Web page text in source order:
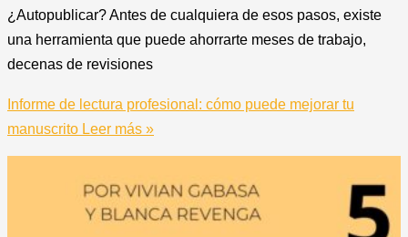
¿Autopublicar? Antes de cualquiera de esos pasos, existe
una herramienta que puede ahorrarte meses de trabajo,
decenas de revisiones
Informe de lectura profesional: cómo puede mejorar tu
manuscrito Leer más »